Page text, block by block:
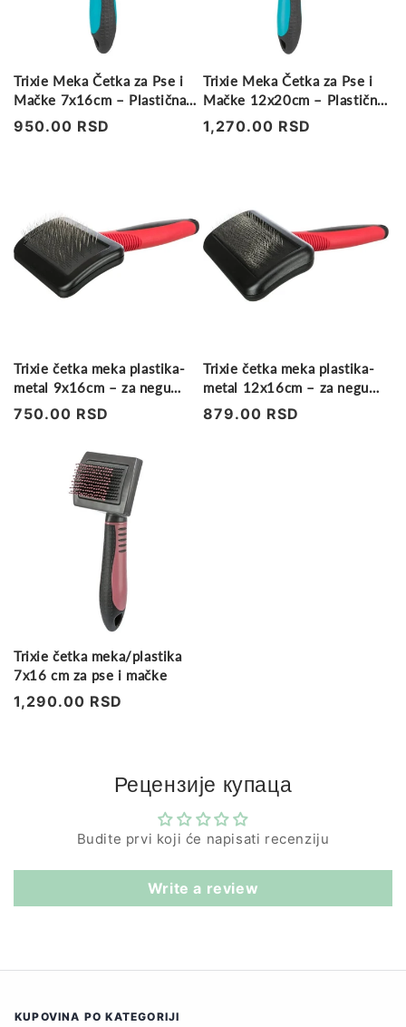
Trixie Meka Četka za Pse i
Mačke 7x16cm – Plastična
Ručka
Regularna
950.00 RSD
Trixie Meka Četka za Pse i
Mačke 12x20cm – Plastična
Ručka
Regularna
1,270.00 RSD
Trixie četka meka plastika-
metal 9x16cm – za negu
krzna
Regularna
750.00 RSD
Trixie četka meka plastika-
metal 12x16cm – za negu
krzna
Regularna
879.00 RSD
Trixie četka meka/plastika
7x16 cm za pse i mačke
Regularna
1,290.00 RSD
Рецензије купаца
Budite prvi koji će napisati recenziju
Write a review
KUPOVINA PO KATEGORIJI